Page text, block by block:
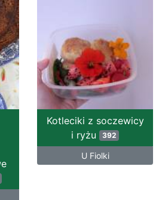
Kotleciki z soczewicy
i ryżu
392
U Fiolki